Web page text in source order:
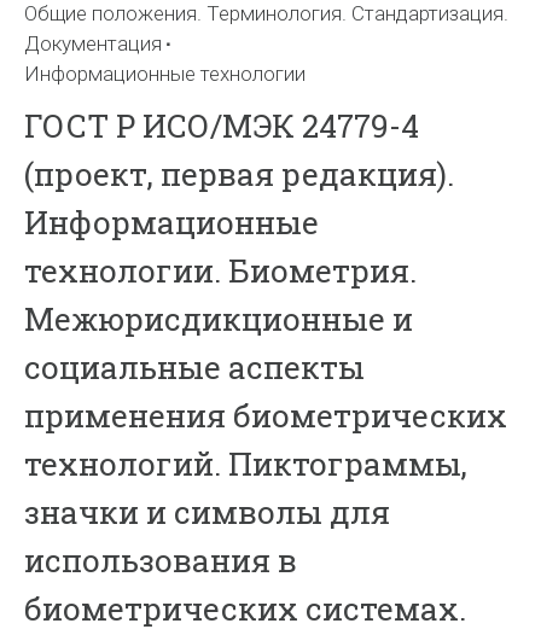
Общие положения. Терминология. Стандартизация.
Документация
Информационные технологии
ГОСТ Р ИСО/МЭК 24779-4
(проект, первая редакция).
Информационные
технологии. Биометрия.
Межюрисдикционные и
социальные аспекты
применения биометрических
технологий. Пиктограммы,
значки и символы для
использования в
биометрических системах.